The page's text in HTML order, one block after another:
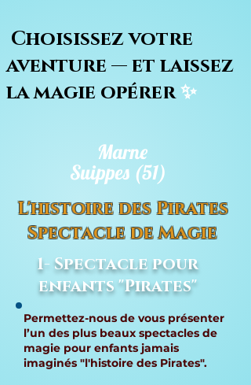
Choisissez votre
aventure — et laissez
la magie opérer✨
Suippes (51)
Marne
L'histoire des Pirates
Spectacle de Magie
1- Spectacle pour
enfants "Pirates"
Permettez-nous de vous présenter
l’un des plus beaux spectacles de
magie pour enfants jamais
imaginés "l'histoire des Pirates".